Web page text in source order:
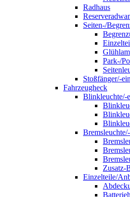
Radhaus
Seiten-/
Park-/
Stoßfänger/-
Fahrzeugheck
Blinkleuchte/-
Zusatz-
Einzelteile/